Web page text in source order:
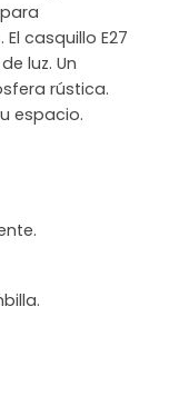
casquillo E27
luz. Un
rústica.
espacio.